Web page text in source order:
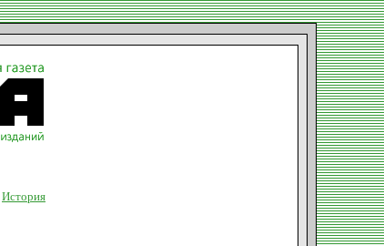
История